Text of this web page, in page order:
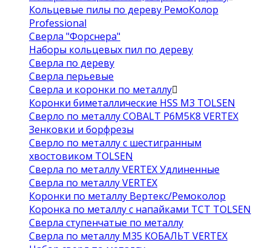
Кольцевые пилы по дереву РемоКолор
Professional
Сверла "Форснера"
Наборы кольцевых пил по дереву
Сверла по дереву
Сверла перьевые
Сверла и коронки по металлу
Коронки биметаллические HSS M3 TOLSEN
Сверло по металлу COBALT Р6М5К8 VERTEX
Зенковки и борфрезы
Сверло по металлу с шестигранным
хвостовиком TOLSEN
Сверла по металлу VERTEX Удлиненные
Сверла по металлу VERTEX
Коронки по металлу Вертекс/Ремоколор
Коронка по металлу с напайками TCT TOLSEN
Сверла ступенчатые по металлу
Сверла по металлу М35 КОБАЛЬТ VERTEX